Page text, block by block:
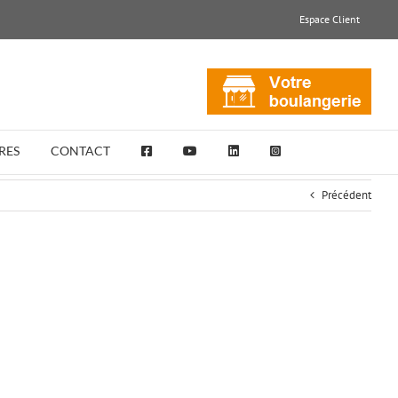
Espace Client
CONTACT
Précédent